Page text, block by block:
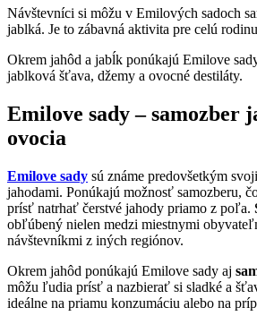
Návštevníci si môžu v Emilových sadoch
jablká. Je to zábavná aktivita pre celú
Okrem jahôd a jabĺk ponúkajú Emilove
jablková šťava, džemy a ovocné destiláty.
Emilove sady – samozber
ovocia
Emilove sady sú známe predovšetkým
jahodami. Ponúkajú možnosť samozberu,
prísť natrhať čerstvé jahody priamo z poľa.
obľúbený nielen medzi miestnymi
návštevníkmi z iných regiónov.
Okrem jahôd ponúkajú Emilove sady aj
môžu ľudia prísť a nazbierať si sladké a
ideálne na priamu konzumáciu alebo na